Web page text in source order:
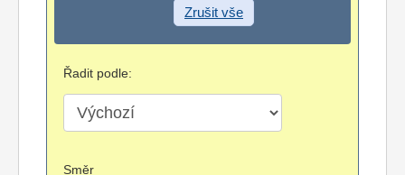
Zrušit vše
Řadit podle:
Směr